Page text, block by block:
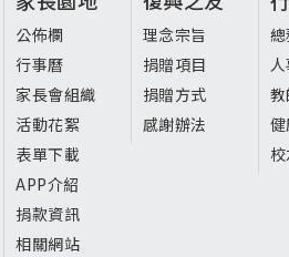
公佈欄
行事曆
家長會組織
活動花絮
表單下載
APP介紹
捐款資訊
相關網站
理念宗旨
捐贈項目
捐贈方式
感謝辦法